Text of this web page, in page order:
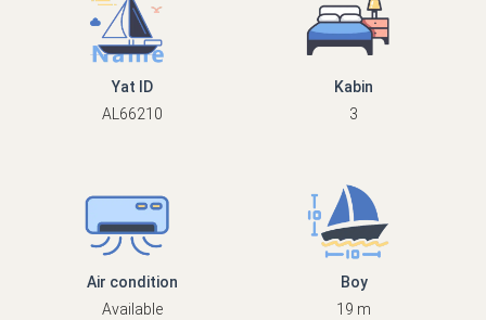
Yat ID
AL66210
Kabin
3
Air condition
Available
Boy
19 m